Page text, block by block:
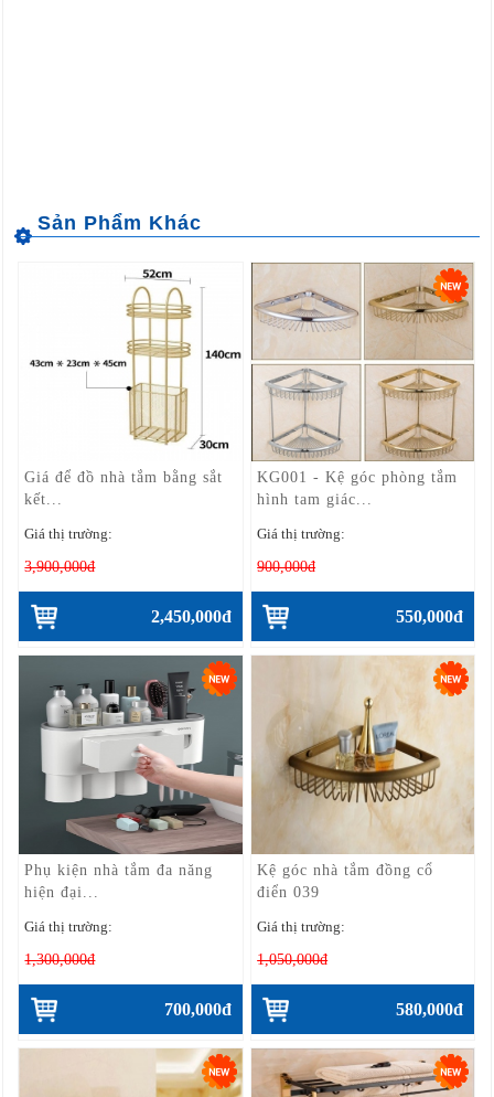
Giá để đồ nhà tắm bằng sắt
kết...
Giá thị trường:
3,900,000đ
2,450,000đ
KG001 - Kệ góc phòng tắm
hình tam giác...
Giá thị trường:
900,000đ
550,000đ
Phụ kiện nhà tắm đa năng
hiện đại...
Giá thị trường:
1,300,000đ
700,000đ
Kệ góc nhà tắm đồng cổ
điển 039
Giá thị trường:
1,050,000đ
580,000đ